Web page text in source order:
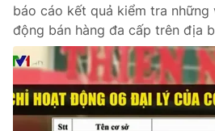
Photo
Video
VTV Money VTV
báo cáo kết quả kiểm tra
động bán hàng đa cấp trên địa